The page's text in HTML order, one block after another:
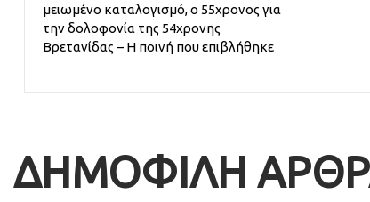
μειωμένο καταλογισμό, ο 55χρονος για
την δολοφονία της 54χρονης
Βρετανίδας – Η ποινή που επιβλήθηκε
ΔΗΜΟΦΙΛΗ